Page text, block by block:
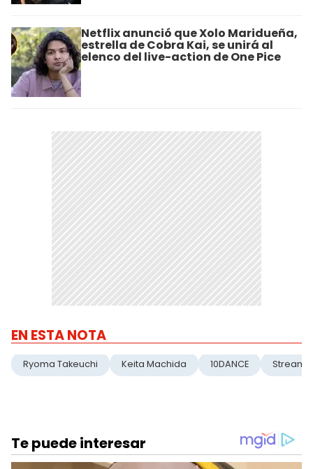
Netflix anunció que Xolo Maridueña,
estrella de Cobra Kai, se unirá al
elenco del live-action de One Pice
EN ESTA NOTA
Ryoma Takeuchi Keita Machida 10DANCE